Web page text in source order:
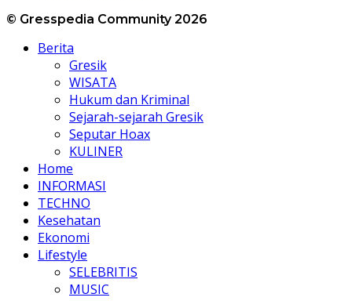
© Gresspedia Community 2026
Berita
Gresik
WISATA
Hukum dan Kriminal
Sejarah-sejarah Gresik
Seputar Hoax
KULINER
Home
INFORMASI
TECHNO
Kesehatan
Ekonomi
Lifestyle
SELEBRITIS
MUSIC